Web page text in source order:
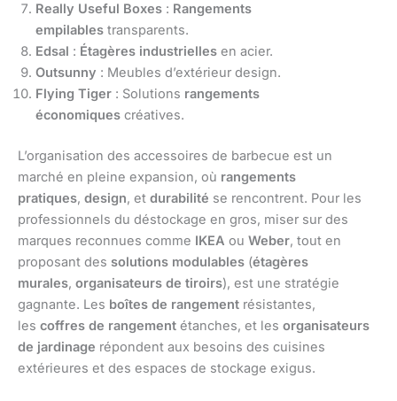
Really Useful Boxes : Rangements
empilables transparents.
Edsal : Étagères industrielles en acier.
Outsunny : Meubles d’extérieur design.
Flying Tiger : Solutions rangements
économiques créatives.
L’organisation des accessoires de barbecue est un
marché en pleine expansion, où rangements
pratiques, design, et durabilité se rencontrent. Pour les
professionnels du déstockage en gros, miser sur des
marques reconnues comme IKEA ou Weber, tout en
proposant des solutions modulables (étagères
murales, organisateurs de tiroirs), est une stratégie
gagnante. Les boîtes de rangement résistantes,
les coffres de rangement étanches, et les organisateurs
de jardinage répondent aux besoins des cuisines
extérieures et des espaces de stockage exigus.